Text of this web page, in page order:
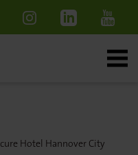
Hotel Hannover City